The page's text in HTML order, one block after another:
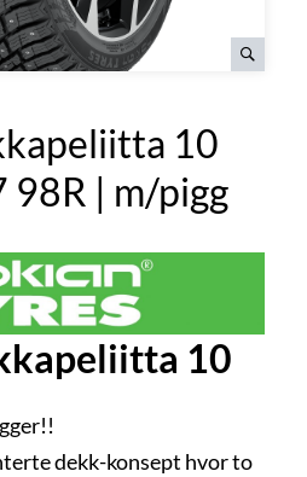
10
| m/pigg
10
dekk-konsept hvor to